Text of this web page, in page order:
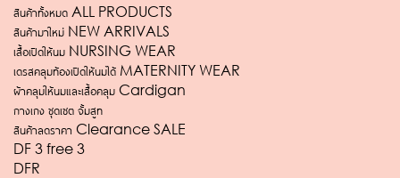
สินค้าทั้งหมด ALL PRODUCTS
สินค้ามาใหม่ NEW ARRIVALS
เสื้อเปิดให้นม NURSING WEAR
เดรสคลุมท้องเปิดให้นมได้ MATERNITY WEAR
ผ้าคลุมให้นมและเสื้อคลุม Cardigan
กางเกง ชุดเซต จั้มสูท
สินค้าลดราคา Clearance SALE
DF 3 free 3
DFR